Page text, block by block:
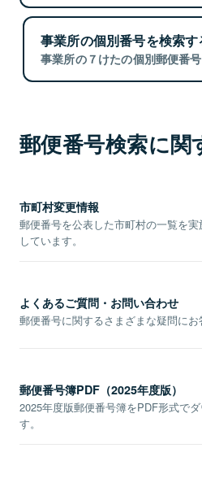
事業所の個別番号を検索す
事業所の７けたの個別郵便番号
郵便番号検索に関
市町村変更情報
郵便番号を公表した市町村の一覧を
しています。
よくあるご質問・お問い合わせ
郵便番号に関するさまざまな疑問にお
郵便番号簿PDF（2025年度版）
2025年度版郵便番号簿をPDF形式で
す。